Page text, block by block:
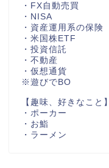
・FX自動売買
・NISA
・資産運用系の保険
・米国株ETF
・投資信託
・不動産
・仮想通貨
※遊びでBO
【趣味、好きなこと】
・ポーカー
・お鮨
・ラーメン